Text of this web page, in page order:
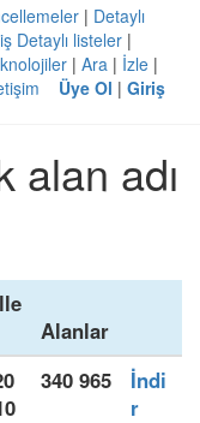
| Detaylı
Detaylı listeler |
| Ara | İzle |
Üye Ol | Giriş
alan adı
Alanlar
340 965
İndi
r